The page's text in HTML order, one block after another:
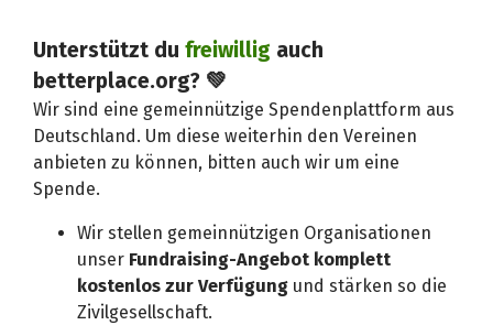
Unterstützt dufreiwillig auch
betterplace.org? 💚
Wir sind eine gemeinnützige Spendenplattform aus
Deutschland. Um diese weiterhin den Vereinen
anbieten zu können, bitten auch wir um eine
Spende.
Wir stellen gemeinnützigen Organisationen
unser Fundraising-Angebot komplett
kostenlos zur Verfügung und stärken so die
Zivilgesellschaft.
Deinen Beitrag an betterplace